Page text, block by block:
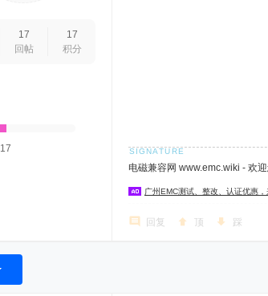
17
回帖
17
积分
17
电磁兼容网 www.emc.wiki - 欢迎
广州EMC测试、整改、认证优惠
回复 顶 踩